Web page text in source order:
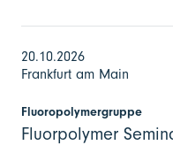
20.10.2026
Frankfurt am Main
Fluoropolymergruppe
Fluorpolymer